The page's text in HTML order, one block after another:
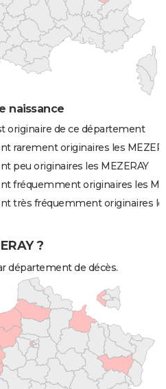
naissance
originaire de ce département
rarement originaires les
peu originaires les MEZERAY
fréquemment originaires les
très fréquemment originaires
?
département de décès.